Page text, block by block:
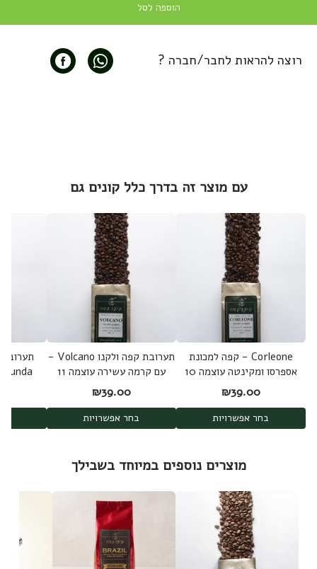
הוספה לסל
רוצה להראות לחבר/חברה ?
עם מוצר זה בדרך כלל קונים גם
Corleone - קפה למכונת
אספרסו ומקינטה עוצמה 10
₪39.00
בחר אפשרויות
תערובת קפה ולקנו Volcano -
עם קרמה עשירה עוצמה 11
₪39.00
בחר אפשרויות
מוצרים נוספים במיוחד בשבילך